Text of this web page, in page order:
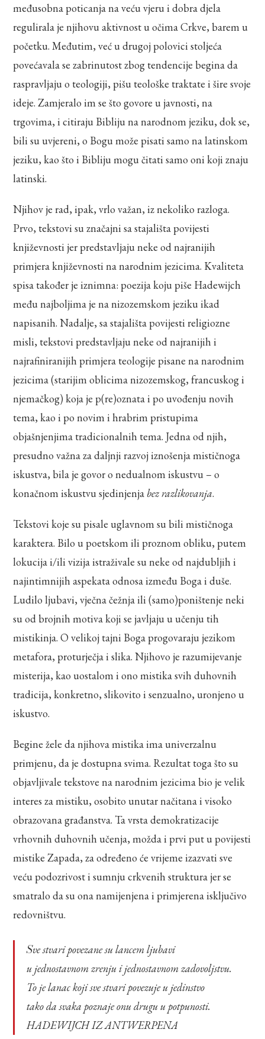
međusobna poticanja na veću vjeru i dobra djela
regulirala je njihovu aktivnost u očima Crkve, barem u
početku. Međutim, već u drugoj polovici stoljeća
povećavala se zabrinutost zbog tendencije begina da
raspravljaju o teologiji, pišu teološke traktate i šire svoje
ideje. Zamjeralo im se što govore u javnosti, na
trgovima, i citiraju Bibliju na narodnom jeziku, dok se,
bili su uvjereni, o Bogu može pisati samo na latinskom
jeziku, kao što i Bibliju mogu čitati samo oni koji znaju
latinski.
Njihov je rad, ipak, vrlo važan, iz nekoliko razloga.
Prvo, tekstovi su značajni sa stajališta povijesti
književnosti jer predstavljaju neke od najranijih
primjera književnosti na narodnim jezicima. Kvaliteta
spisa također je iznimna: poezija koju piše Hadewijch
među najboljima je na nizozemskom jeziku ikad
napisanih. Nadalje, sa stajališta povijesti religiozne
misli, tekstovi predstavljaju neke od najranijih i
najrafiniranijih primjera teologije pisane na narodnim
jezicima (starijim oblicima nizozemskog, francuskog i
njemačkog) koja je p(re)oznata i po uvođenju novih
tema, kao i po novim i hrabrim pristupima
objašnjenjima tradicionalnih tema. Jedna od njih,
presudno važna za daljnji razvoj iznošenja mističnoga
iskustva, bila je govor o nedualnom iskustvu – o
konačnom iskustvu sjedinjenja bez razlikovanja.
Tekstovi koje su pisale uglavnom su bili mističnoga
karaktera. Bilo u poetskom ili proznom obliku, putem
lokucija i/ili vizija istraživale su neke od najdubljih i
najintimnijih aspekata odnosa između Boga i duše.
Ludilo ljubavi, vječna čežnja ili (samo)poništenje neki
su od brojnih motiva koji se javljaju u učenju tih
mistikinja. O velikoj tajni Boga progovaraju jezikom
metafora, proturječja i slika. Njihovo je razumijevanje
misterija, kao uostalom i ono mistika svih duhovnih
tradicija, konkretno, slikovito i senzualno, uronjeno u
iskustvo.
Begine žele da njihova mistika ima univerzalnu
primjenu, da je dostupna svima. Rezultat toga što su
objavljivale tekstove na narodnim jezicima bio je velik
interes za mistiku, osobito unutar načitana i visoko
obrazovana građanstva. Ta vrsta demokratizacije
vrhovnih duhovnih učenja, možda i prvi put u povijesti
mistike Zapada, za određeno će vrijeme izazvati sve
veću podozrivost i sumnju crkvenih struktura jer se
smatralo da su ona namijenjena i primjerena isključivo
redovništvu.
Sve stvari povezane su lancem ljubavi
u jednostavnom zrenju i jednostavnom zadovoljstvu.
To je lanac koji sve stvari povezuje u jedinstvo
tako da svaka poznaje onu drugu u potpunosti.
HADEWIJCH IZ ANTWERPENA